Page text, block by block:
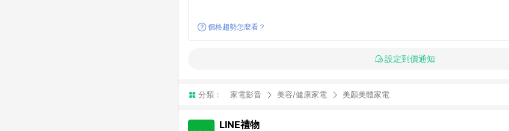
價格趨勢怎麼看？
設定到價通知
分類： 家電影音 美容/健康家電 美顏美體家電
LINE禮物